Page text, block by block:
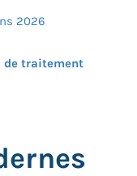
2026
de traitement